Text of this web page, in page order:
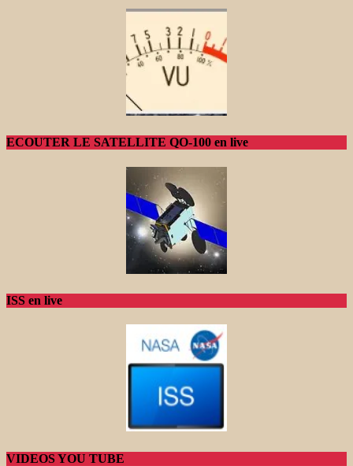
ECOUTER LE SATELLITE QO-100 en live
ISS en live
VIDEOS YOU TUBE